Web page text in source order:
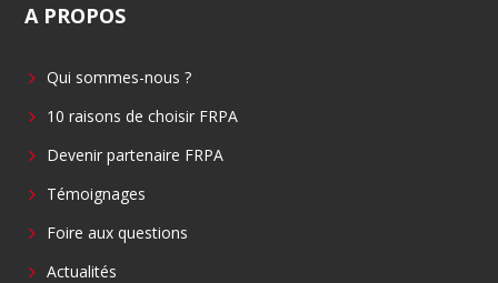
e
o
o
k
d
i
A PROPOS
Qui sommes-nous ?
10 raisons de choisir FRPA
Devenir partenaire FRPA
Témoignages
Foire aux questions
Actualités